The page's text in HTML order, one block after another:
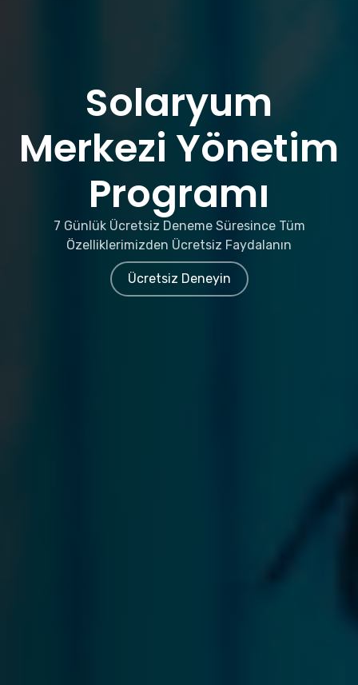
Solaryum
Merkezi Yönetim
Programı
7 Günlük Ücretsiz Deneme Süresince Tüm
Özelliklerimizden Ücretsiz Faydalanın
Ücretsiz Deneyin